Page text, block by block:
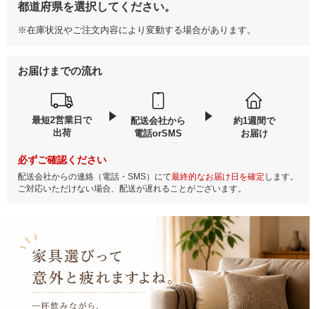
都道府県を選択してください。
※在庫状況やご注文内容により変動する場合があります。
お届けまでの流れ
最短2営業日で
出荷
配送会社から
電話orSMS
約1週間で
お届け
必ずご確認ください
配送会社からの連絡（電話・SMS）にて最終的なお届け日を確定 します。
ご対応いただけない場合、配送が遅れることがございます。